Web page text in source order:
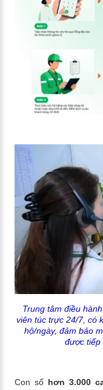
Trung tâm điều
viên túc trực 24/7, có
hộ/ngày, đảm bảo
được tiếp
Con số hơn 3.000